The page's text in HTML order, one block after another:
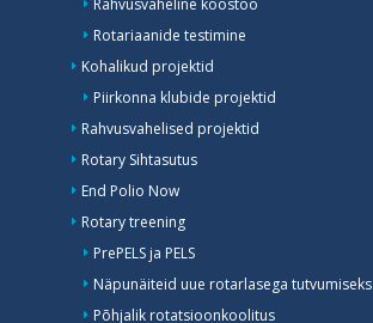
Rahvusvaheline koostöö
Rotariaanide testimine
Kohalikud projektid
Piirkonna klubide projektid
Rahvusvahelised projektid
Rotary Sihtasutus
End Polio Now
Rotary treening
PrePELS ja PELS
Näpunäiteid uue rotarlasega tutvumiseks
Põhjalik rotatsioonkoolitus